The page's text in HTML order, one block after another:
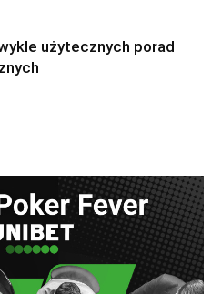
użytecznych porad